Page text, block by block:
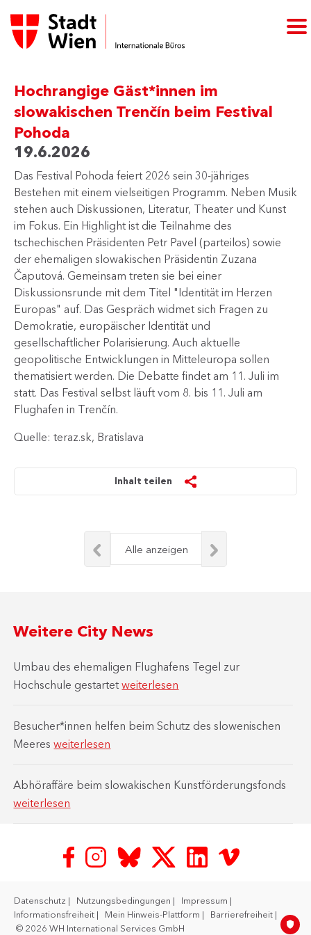
Hochrangige Gäst*innen im
slowakischen Trenčín beim Festival
Pohoda
19.6.2026
Das Festival Pohoda feiert 2026 sein 30-jähriges
Bestehen mit einem vielseitigen Programm. Neben Musik
stehen auch Diskussionen, Literatur, Theater und Kunst
im Fokus. Ein Highlight ist die Teilnahme des
tschechischen Präsidenten Petr Pavel (parteilos) sowie
der ehemaligen slowakischen Präsidentin Zuzana
Čaputová. Gemeinsam treten sie bei einer
Diskussionsrunde mit dem Titel "Identität im Herzen
Europas" auf. Das Gespräch widmet sich Fragen zu
Demokratie, europäischer Identität und
gesellschaftlicher Polarisierung. Auch aktuelle
geopolitische Entwicklungen in Mitteleuropa sollen
thematisiert werden. Die Debatte findet am 11. Juli im
statt. Das Festival selbst läuft vom 8. bis 11. Juli am
Flughafen in Trenčín.
Quelle: teraz.sk, Bratislava
Inhalt teilen
Alle anzeigen
Weitere City News
Umbau des ehemaligen Flughafens Tegel zur
Hochschule gestartetweiterlesen
Besucher*innen helfen beim Schutz des slowenischen
Meeresweiterlesen
Abhöraffäre beim slowakischen Kunstförderungsfonds
weiterlesen
Datenschutz Nutzungsbedingungen
Impressum
Informationsfreiheit
Mein Hinweis-Plattform
Barrierefreiheit
© 2026 WH International Services GmbH